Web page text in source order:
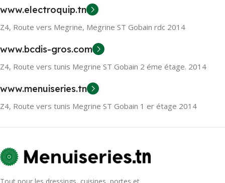
www.electroquip.tn
Z4, Route vers Megrine, Megrine ST Gobain rdc 2014
www.bcdis-gros.com
Z4, Route vers tunis Megrine ST Gobain 2 éme étage. 2014
www.menuiseries.tn
Z4, Route vers tunis Megrine ST Gobain 1 er étage 2014